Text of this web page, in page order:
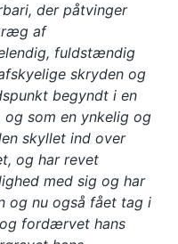
der påtvinger
af
fuldstændig
skryden og
begyndt i en
som en ynkelig og
skyllet ind over
og har revet
med sig og har
og nu også fået tag i
fordærvet hans